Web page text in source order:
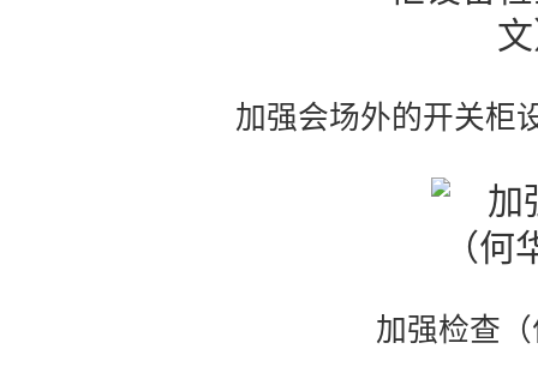
加强会场外的开关柜
加强检查